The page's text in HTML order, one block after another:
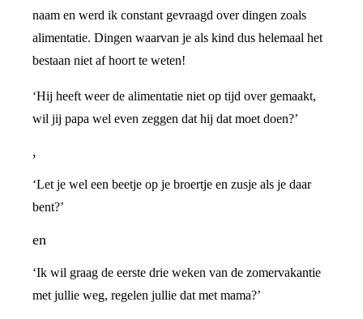
naam en werd ik constant gevraagd over dingen zoals
alimentatie. Dingen waarvan je als kind dus helemaal het
bestaan niet af hoort te weten!
‘Hij heeft weer de alimentatie niet op tijd over gemaakt,
wil jij papa wel even zeggen dat hij dat moet doen?’
,
‘Let je wel een beetje op je broertje en zusje als je daar
bent?’
en
‘Ik wil graag de eerste drie weken van de zomervakantie
met jullie weg, regelen jullie dat met mama?’